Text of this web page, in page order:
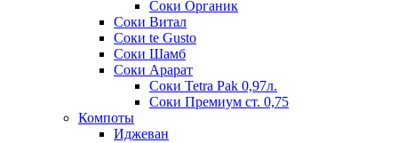
Соки Органик
Соки Витал
Соки te Gusto
Соки Шамб
Соки Арарат
Соки Tetra Pak 0,97л.
Соки Премиум ст. 0,75
Компоты
Иджеван